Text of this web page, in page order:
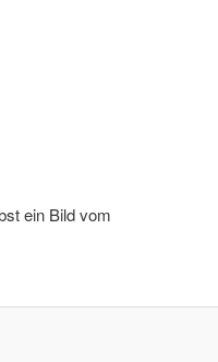
ein Bild vom